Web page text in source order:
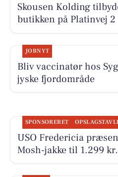
Skousen Kolding
butikken på Platinvej 2
JOBNYT
Bliv vaccinatør hos
jyske fjordområde
SPONSORERET
USO Fredericia
Mosh-jakke til 1.299 kr.